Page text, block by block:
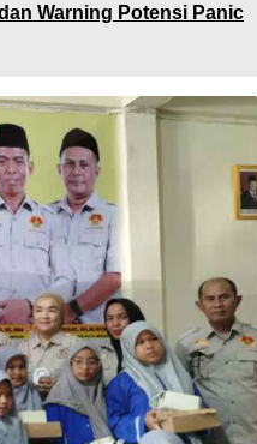
Warning Potensi Panic